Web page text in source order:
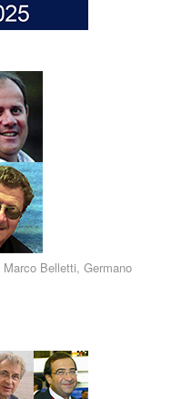
Marco Belletti, Germano